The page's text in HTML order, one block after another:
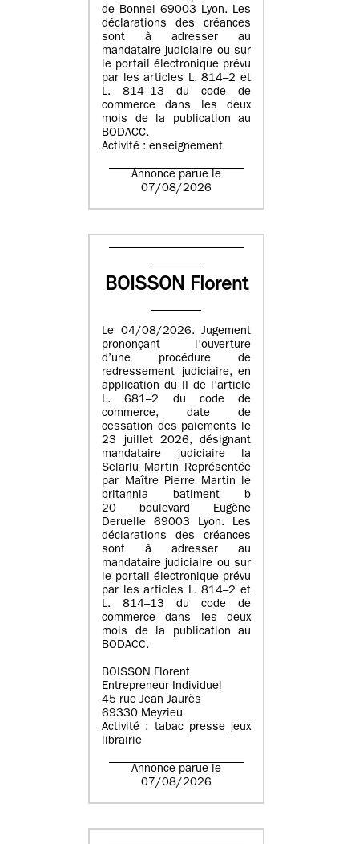
de Bonnel 69003 Lyon. Les
déclarations des créances
sont à adresser au
mandataire judiciaire ou sur
le portail électronique prévu
par les articles L. 814–2 et
L. 814–13 du code de
commerce dans les deux
mois de la publication au
BODACC.
Activité : enseignement
Annonce parue le
07/08/2026
BOISSON Florent
Le 04/08/2026. Jugement
prononçant l’ouverture
d’une procédure de
redressement judiciaire, en
application du II de l’article
L. 681–2 du code de
commerce, date de
cessation des paiements le
23 juillet 2026, désignant
mandataire judiciaire la
Selarlu Martin Représentée
par Maître Pierre Martin le
britannia batiment b
20 boulevard Eugène
Deruelle 69003 Lyon. Les
déclarations des créances
sont à adresser au
mandataire judiciaire ou sur
le portail électronique prévu
par les articles L. 814–2 et
L. 814–13 du code de
commerce dans les deux
mois de la publication au
BODACC.
BOISSON Florent
Entrepreneur Individuel
45 rue Jean Jaurès
69330 Meyzieu
Activité : tabac presse jeux
librairie
Annonce parue le
07/08/2026